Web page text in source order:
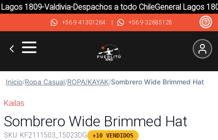
1809-Valdivia-Despachos a todo ChileGeneral Lagos
+56 9 41301264| +56 9 32685128
Inicio/Ropa Casual/ROPA/KAYAK/Sombrero Wide Brimmed Hat
Kailas
Sombrero Wide Brimmed Hat
SKU: KF2111503_15023DG +10 VENDIDOS